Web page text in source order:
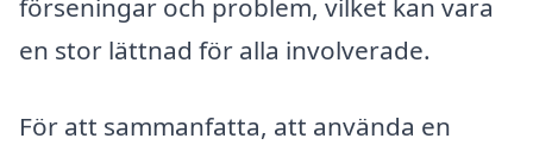
förseningar och problem, vilket kan vara
en stor lättnad för alla involverade.
För att sammanfatta, att använda en